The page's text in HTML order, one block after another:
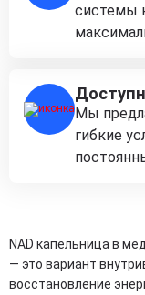
системы
Мы
гибкие
NAD капельница в
— это вариант
восстановление